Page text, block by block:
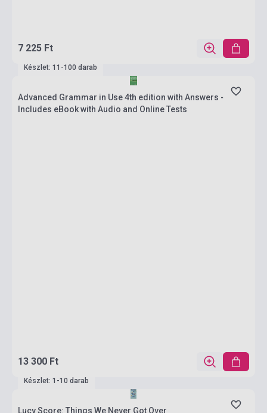
7 225 Ft
Készlet: 11-100 darab
Advanced Grammar in Use 4th edition with Answers -
Includes eBook with Audio and Online Tests
13 300 Ft
Készlet: 1-10 darab
Lucy Score: Things We Never Got Over